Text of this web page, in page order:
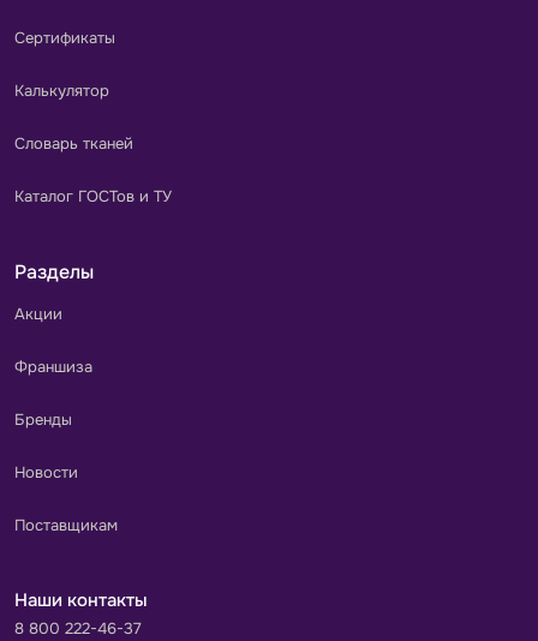
Сертификаты
Калькулятор
Словарь тканей
Каталог ГОСТов и ТУ
Разделы
Акции
Франшиза
Бренды
Новости
Поставщикам
Наши контакты
8 800 222-46-37